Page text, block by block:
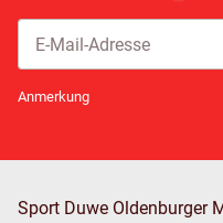
Anmerkung
Sport Duwe Oldenburger